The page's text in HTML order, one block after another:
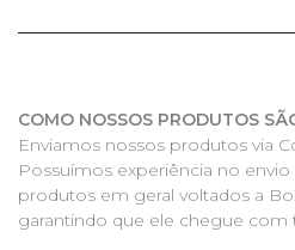
COMO NOSSOS PRODUTOS
Enviamos nossos produtos via
Possuímos experiência no envio
produtos em geral voltados a
garantindo que ele chegue com